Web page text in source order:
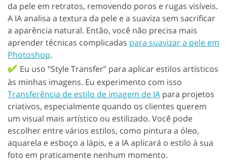
da pele em retratos, removendo poros e rugas visíveis.
A IA analisa a textura da pele e a suaviza sem sacrificar
a aparência natural. Então, você não precisa mais
aprender técnicas complicadas para suavizar a pele em
Photoshop.
✔️ Eu uso “Style Transfer” para aplicar estilos artísticos
às minhas imagens. Eu experimento com isso
Transferência de estilo de imagem de IA para projetos
criativos, especialmente quando os clientes querem
um visual mais artístico ou estilizado. Você pode
escolher entre vários estilos, como pintura a óleo,
aquarela e esboço a lápis, e a IA aplicará o estilo à sua
foto em praticamente nenhum momento.